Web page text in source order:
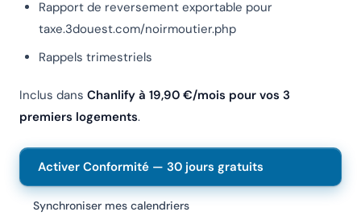
Rapport de reversement exportable pour
taxe.3douest.com/noirmoutier.php
Rappels trimestriels
Inclus dans Chanlify à 19,90 €/mois pour vos 3
premiers logements.
Activer Conformité — 30 jours gratuits
Synchroniser mes calendriers